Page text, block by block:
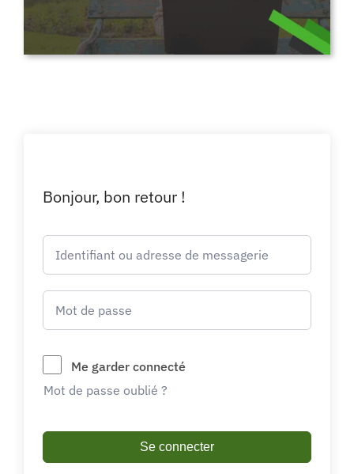
Bonjour, bon retour !
Me garder connecté
Mot de passe oublié ?
Se connecter